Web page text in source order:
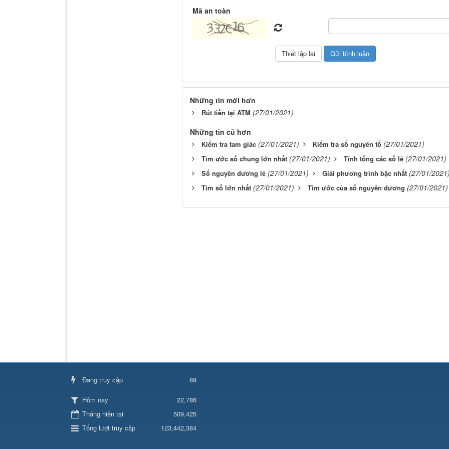
Mã an toàn
Những tin mới hơn
Rút tiền tại ATM (27/01/2021)
Những tin cũ hơn
Kiểm tra tam giác (27/01/2021) Kiểm tra số nguyên tố (27/01/2021)
Tìm ước số chung lớn nhất (27/01/2021) Tính tổng các số lẻ (27/01/2021)
Số nguyên dương lẻ (27/01/2021) Giải phương trình bậc nhất (27/01/
Tìm số lớn nhất (27/01/2021) Tìm ước của số nguyên dương (27/01/2021)
Đang truy cập 89
Hôm nay
22,786
Tháng hiện tại
509,425
Tổng lượt truy cập
123,442,384